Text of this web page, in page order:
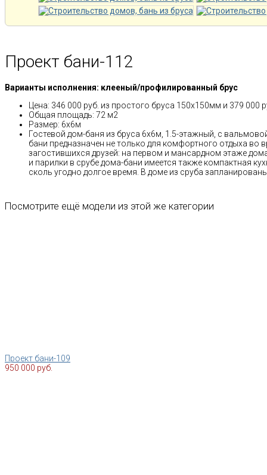
Проект бани-112
Варианты исполнения: клееный/профилированный брус
Цена: 346 000 руб. из простого бруса 150х150мм и 379
Общая площадь: 72 м2
Размер: 6х6м
Гостевой дом-баня из бруса 6х6м, 1.5-этажный, с
бани предназначен не только для комфортного отдыха во
загостившихся друзей: на первом и мансардном этаже
и парилки в срубе дома-бани имеется также компактная
сколь угодно долгое время. В доме из сруба
Посмотрите ещё модели из этой же категории
Проект бани-109
950 000 руб.